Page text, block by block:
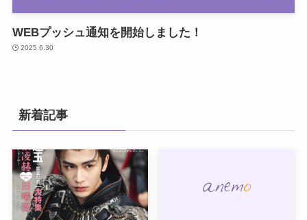
WEBプッシュ通知を開始しました！
2025.6.30
新着記事